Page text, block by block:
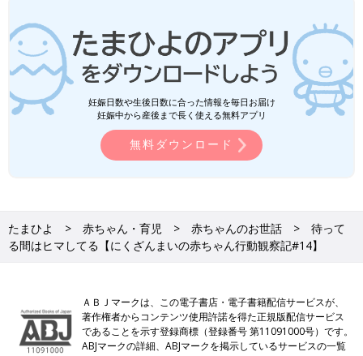
妊娠日数や生後日数に合った情報を毎日お届け
妊娠中から産後まで長く使える無料アプリ
無料ダウンロード
たまひよ 赤ちゃん・育児 赤ちゃんのお世話
待って
る間はヒマしてる【にくざんまいの赤ちゃん行動観察記#14】
ＡＢＪマークは、この電子書店・電子書籍配信サービスが、
著作権者からコンテンツ使用許諾を得た正規版配信サービス
であることを示す登録商標（登録番号 第11091000号）です。
ABJマークの詳細、ABJマークを掲示しているサービスの一覧